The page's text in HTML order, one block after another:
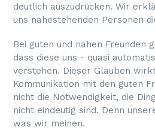
deutlich auszudrücken. Wir
uns nahestehenden Personen
Bei guten und nahen Freunden
dass diese uns - quasi
verstehen. Dieser Glauben
Kommunikation mit den guten
nicht die Notwendigkeit, die
nicht eindeutig sind. Denn
was wir meinen.